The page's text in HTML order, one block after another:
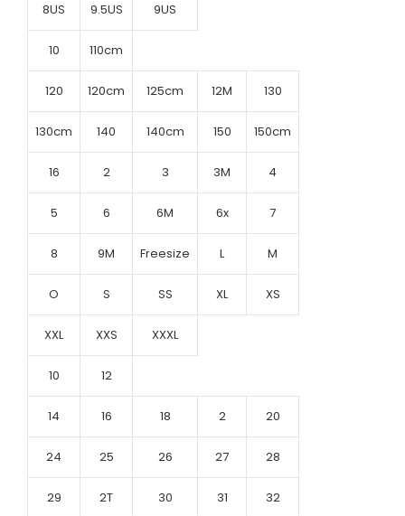
8US 9.5US 9US
10 110cm
120 120cm 125cm 12M 130
130cm 140 140cm 150 150cm
16 2 3 3M 4
5 6 6M 6x 7
8 9M Freesize L M
O S SS XL XS
XXL XXS XXXL
10 12
14 16 18 2 20
24 25 26 27 28
29 2T 30 31 32